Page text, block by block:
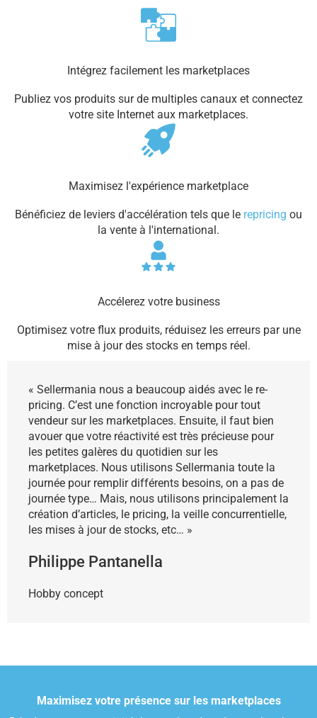
Intégrez facilement les marketplaces
Publiez vos produits sur de multiples canaux et connectez
votre site Internet aux marketplaces.
Maximisez l'expérience marketplace
Bénéficiez de leviers d'accélération tels que le repricing ou
la vente à l'international.
Accélerez votre business
Optimisez votre flux produits, réduisez les erreurs par une
mise à jour des stocks en temps réel.
« Sellermania nous a beaucoup aidés avec le re-
pricing. C’est une fonction incroyable pour tout
vendeur sur les marketplaces. Ensuite, il faut bien
avouer que votre réactivité est très précieuse pour
les petites galères du quotidien sur les
marketplaces. Nous utilisons Sellermania toute la
journée pour remplir différents besoins, on a pas de
journée type… Mais, nous utilisons principalement la
création d’articles, le pricing, la veille concurrentielle,
les mises à jour de stocks, etc… »
Philippe Pantanella
Hobby concept
Maximisez votre présence sur les marketplaces